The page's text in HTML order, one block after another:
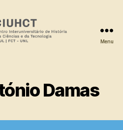
Menu
Damas